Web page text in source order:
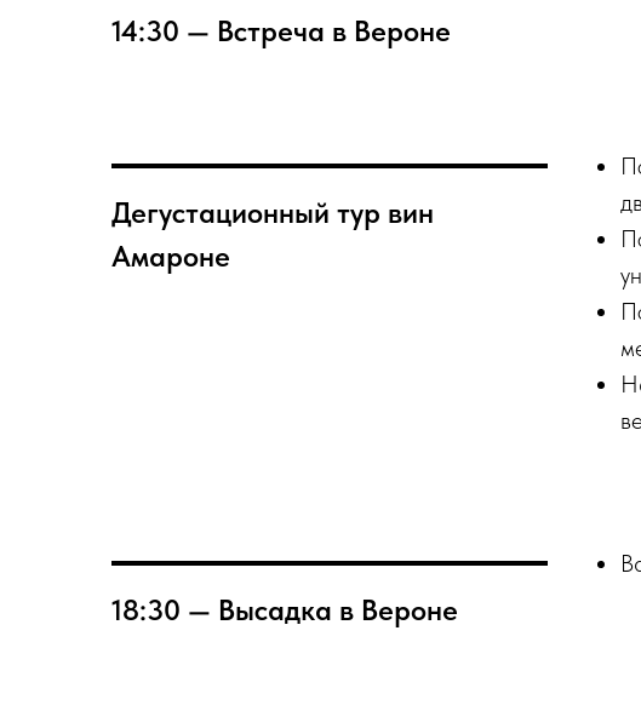
14:30 — Встреча в Вероне
Дегустационный тур вин
Амароне
18:30 — Высадка в Вероне